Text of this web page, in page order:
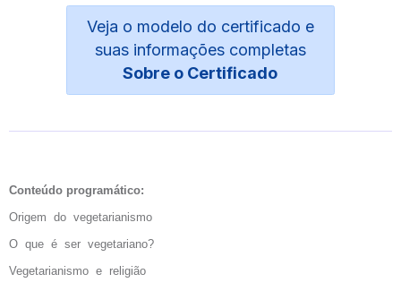
Veja o modelo do certificado e
suas informações completas
Sobre o Certificado
Conteúdo programático:
Origem do vegetarianismo
O que é ser vegetariano?
Vegetarianismo e religião